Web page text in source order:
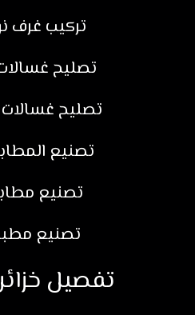
تركيب غرف
تصليح
تصليح
تصنيع
تصنيع
تصنيع
تفصيل